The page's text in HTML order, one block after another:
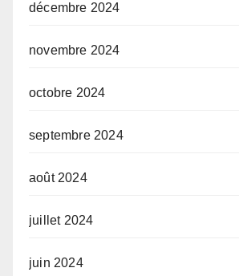
décembre 2024
novembre 2024
octobre 2024
septembre 2024
août 2024
juillet 2024
juin 2024